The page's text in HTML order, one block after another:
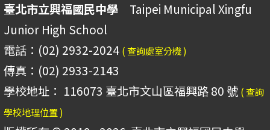
臺北市立興福國民中學 Taipei Municipal Xingfu
Junior High School
電話：(02) 2932-2024 ( 查詢處室分機 )
傳真：(02) 2933-2143
學校地址： 116073 臺北市文山區福興路 80 號 ( 查詢
學校地理位置 )